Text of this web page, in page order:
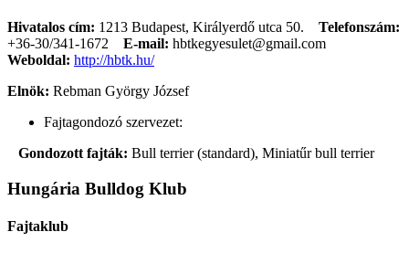
Hivatalos cím: 1213 Budapest, Királyerdő utca 50. Telefonszám:
+36-30/341-1672
E-mail: hbtkegyesulet@gmail.com
Weboldal: http://hbtk.hu/
Elnök: Rebman György József
Fajtagondozó szervezet:
Gondozott fajták: Bull terrier (standard), Miniatűr bull terrier
Hungária Bulldog Klub
Fajtaklub